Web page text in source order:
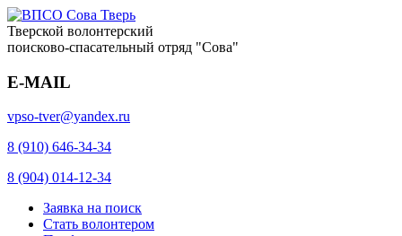
Тверской волонтерский
поисково-спасательный отряд "Сова"
E-MAIL
vpso-tver@yandex.ru
8 (910) 646-34-34
8 (904) 014-12-34
Заявка на поиск
Стать волонтером